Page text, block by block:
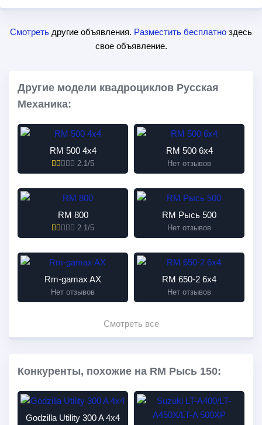
Смотреть другие объявления. Разместить бесплатно здесь
свое объявление.
Другие модели квадроциклов Русская
Механика:
RМ 500 4х4
2.1/5
RM 500 6х4
Нет отзывов
RM 800
2.1/5
RM Рысь 500
Нет отзывов
Rm-gamax AX
Нет отзывов
RM 650-2 6x4
Нет отзывов
Смотреть все
Конкуренты, похожие на RM Рысь 150:
Godzilla Utility 300 A 4x4